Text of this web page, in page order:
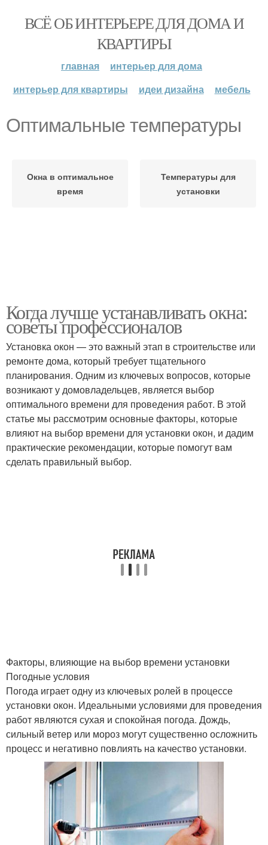
ВСЁ ОБ ИНТЕРЬЕРЕ ДЛЯ ДОМА И
КВАРТИРЫ
главная
интерьер для дома
интерьер для квартиры
идеи дизайна мебель
Оптимальные температуры
Окна в оптимальное
время
Температуры для
установки
Когда лучше устанавливать окна:
советы профессионалов
Установка окон — это важный этап в строительстве или
ремонте дома, который требует тщательного
планирования. Одним из ключевых вопросов, которые
возникают у домовладельцев, является выбор
оптимального времени для проведения работ. В этой
статье мы рассмотрим основные факторы, которые
влияют на выбор времени для установки окон, и дадим
практические рекомендации, которые помогут вам
сделать правильный выбор.
Факторы, влияющие на выбор времени установки
Погодные условия
Погода играет одну из ключевых ролей в процессе
установки окон. Идеальными условиями для проведения
работ являются сухая и спокойная погода. Дождь,
сильный ветер или мороз могут существенно осложнить
процесс и негативно повлиять на качество установки.